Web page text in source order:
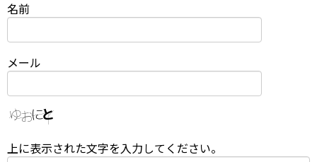
名前
メール
上に表示された文字を入力してください。